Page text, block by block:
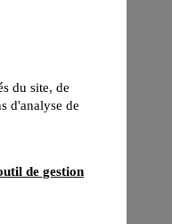
du site, de
d'analyse de
de gestion